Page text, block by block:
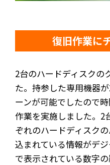
復旧作業に
2台のハードディスクの
た。持参した専用機器
ーンが可能でしたので
作業を実施しました。2
ぞれのハードディスク
込まれている情報がデ
で表示されている数字